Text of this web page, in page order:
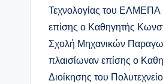
Τεχνολογίας του ΕΛΜΕΠΑ
επίσης ο Καθηγητής
Σχολή Μηχανικών
πλαισίωναν επίσης ο
Διοίκησης του